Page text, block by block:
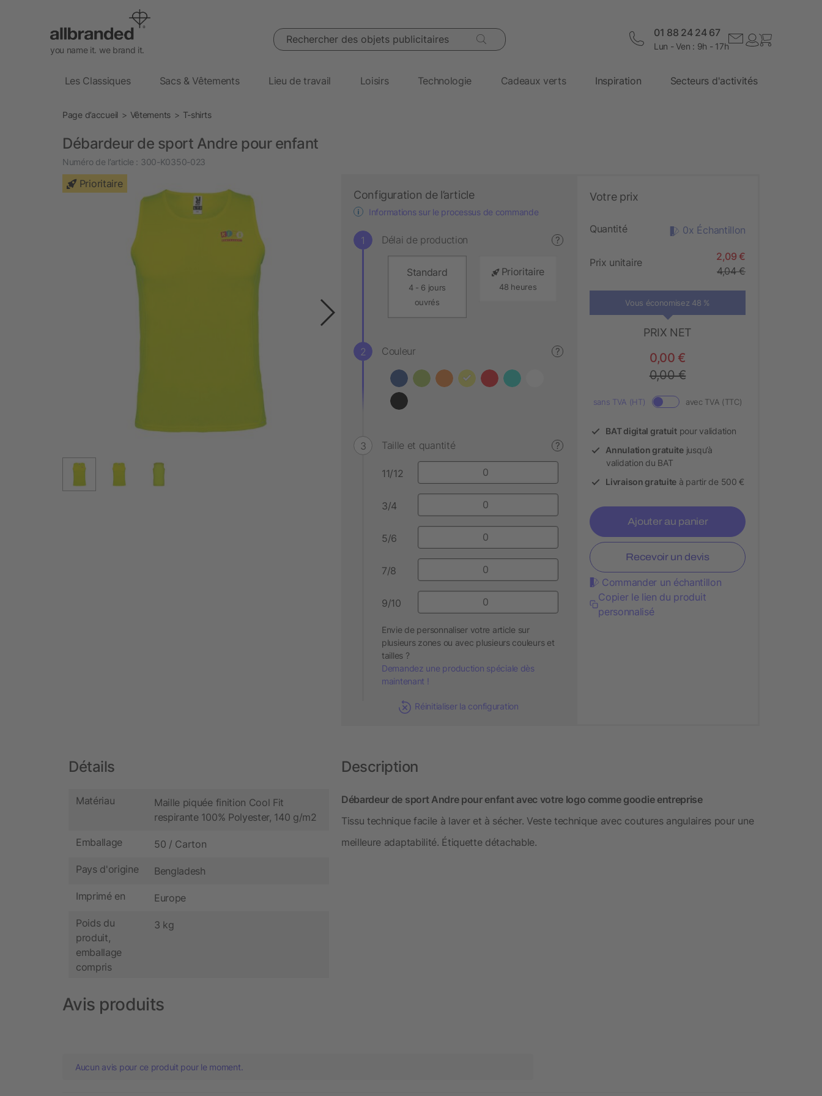
you name it. we brand it.
Rechercher des objets publicitaires 01 88 24 24 67
Lun - Ven : 9h - 17h
Les Classiques Sacs & Vêtements Lieu de travail Loisirs Technologie Cadeaux verts Inspiration Secteurs d'activités
Page d’accueil Vêtements T-shirts
Débardeur de sport Andre pour enfant
Numéro de l’article : 300-K0350-023
Prioritaire
Configuration de l’article
Informations sur le processus de commande
Délai de production ?
Standard
4 - 6 jours
ouvrés
Prioritaire
48 heures
Couleur ?
Taille et quantité ?
11/12
3/4
5/6
7/8
9/10
Envie de personnaliser votre article sur
plusieurs zones ou avec plusieurs couleurs et
tailles ?
Demandez une production spéciale dès
maintenant !
Réinitialiser la configuration
Votre prix
Quantité 0x Échantillon
Prix unitaire
2,09 €
4,04 €
Vous économisez 48 %
PRIX NET
0,00 €
0,00 €
sans TVA (HT) avec TVA (TTC)
BAT digital gratuitpour validation
Annulation gratuitejusqu’à
validation du BAT
Livraison gratuite à partir de 500 €
Ajouter au panier
Recevoir un devis
Commander un échantillon
Copier le lien du produit
personnalisé
Détails
Matériau
Maille piquée finition Cool Fit
respirante 100% Polyester, 140 g/m2
Emballage 50 / Carton
Pays d'origine Bengladesh
Imprimé en Europe
Poids du
produit,
emballage
compris
3 kg
Description
Débardeur de sport Andre pour enfant avec votre logo comme goodie entreprise
Tissu technique facile à laver et à sécher. Veste technique avec coutures angulaires pour une
meilleure adaptabilité. Étiquette détachable.
Avis produits
Aucun avis pour ce produit pour le moment.